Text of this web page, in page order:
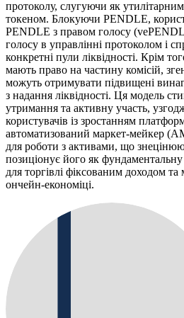
протоколу, слугуючи як
токеном. Блокуючи PENDLE,
PENDLE з правом голосу
голосу в управлінні протоколом і
конкретні пули ліквідності. Крім
мають право на частину комісій,
можуть отримувати підвищені
з надання ліквідності. Ця модель
утримання та активну участь,
користувачів із зростанням
автоматизований маркет-мейкер
для роботи з активами, що
позиціонує його як
для торгівлі фіксованим доходом
ончейн-економіці.